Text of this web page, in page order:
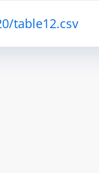
table12.csv